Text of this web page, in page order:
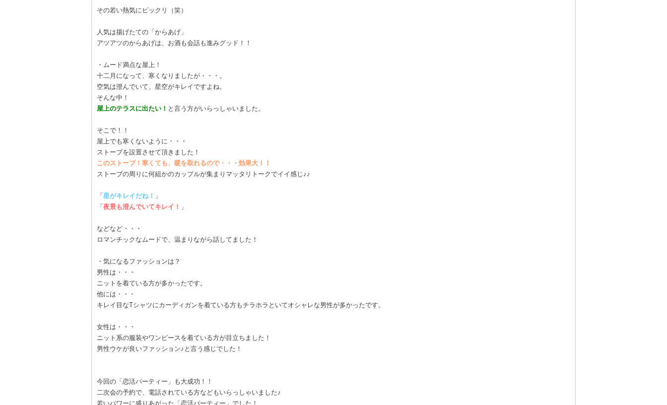
その若い熱気にビックリ（笑）
人気は揚げたての「からあげ」
アツアツのからあげは、お酒も会話も進みグッド！！
・ムード満点な屋上！
十二月になって、寒くなりましたが・・・。
空気は澄んでいて、星空がキレイですよね。
そんな中！
屋上のテラスに出たい！ と言う方がいらっしゃいました。
そこで！！
屋上でも寒くないように・・・
ストーブを設置させて頂きました！
このストーブ！寒くても、暖を取れるので・・・効果大！！
ストーブの周りに何組かのカップルが集まりマッタリトークでイイ感じ♪♪
「星がキレイだね！ 」
「夜景も澄んでいてキレイ！ 」
などなど・・・
ロマンチックなムードで、温まりながら話してました！
・気になるファッションは？
男性は・・・
ニットを着ている方が多かったです。
他には・・・
キレイ目なTシャツにカーディガンを着ている方もチラホラといてオシャレな男性が多かったです。
女性は・・・
ニット系の服装やワンピースを着ている方が目立ちました！
男性ウケが良いファッション♪と言う感じでした！
今回の「恋活パーティー」も大成功！！
二次会の予約で、電話されている方などもいらっしゃいました♪
若いパワーに盛りあがった「恋活パーティー」でした！